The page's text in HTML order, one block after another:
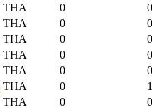
THA 0
0
THA 0
0
THA 0
0
THA 0
0
THA 0
0
THA 0
1
THA 0
0